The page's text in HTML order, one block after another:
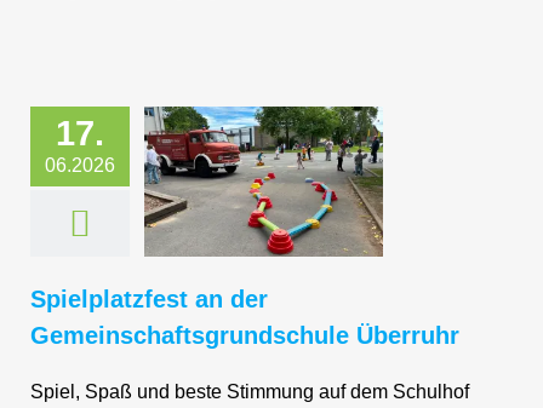
17.
06.2026
an der
Spielplatzfest an der
Gemeinschaftsgrundschule Überruhr
Spiel, Spaß und beste Stimmung auf dem Schulhof